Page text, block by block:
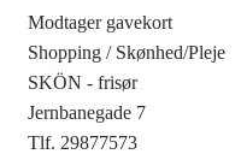
Modtager gavekort
Shopping / Skønhed/Pleje
SKÖN - frisør
Jernbanegade 7
Tlf. 29877573